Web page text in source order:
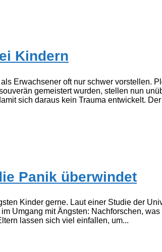
Kindern
Erwachsener oft nur schwer vorstellen.
gemeistert wurden, stellen nun
sich daraus kein Trauma entwickelt.
Panik überwindet
Kinder gerne. Laut einer Studie der
Umgang mit Ängsten: Nachforschen,
lassen sich viel einfallen, um...